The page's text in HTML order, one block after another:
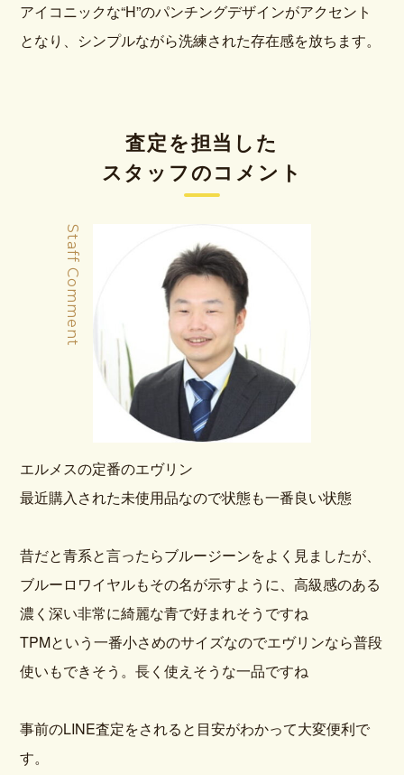
アイコニックな“H”のパンチングデザインがアクセント
となり、シンプルながら洗練された存在感を放ちます。
査定を担当した
スタッフのコメント
Staff Comment
エルメスの定番のエヴリン
最近購入された未使用品なので状態も一番良い状態
昔だと青系と言ったらブルージーンをよく見ましたが、
ブルーロワイヤルもその名が示すように、高級感のある
濃く深い非常に綺麗な青で好まれそうですね
TPMという一番小さめのサイズなのでエヴリンなら普段
使いもできそう。長く使えそうな一品ですね
事前のLINE査定をされると目安がわかって大変便利で
す。